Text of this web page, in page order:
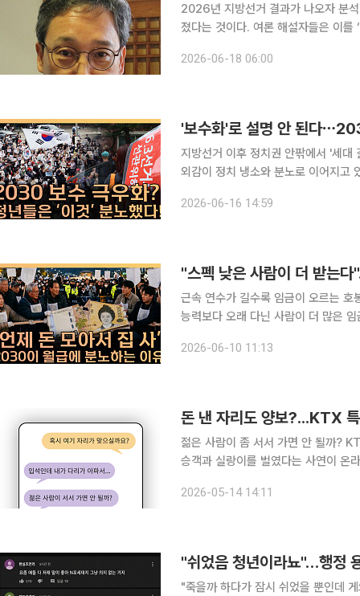
2026년 지방선거 결과가 나오자 분
졌다는 것이다. 여론 해설자들은 이를
나 거부한 것이 아니다. 지금의 시스
2026-06-18 06:00
'보수화'로 설명 안 된다
지방선거 이후 정치권 안팎에서 '세
외감이 정치 냉소와 분노로 이어지고
김지영 기자와 손윤희 박사는 15일 공
2026-06-16 14:59
"스펙 낮은 사람이 더 받는
근속 연수가 길수록 임금이 오르는
능력보다 오래 다닌 사람이 더 많은
TV 'T 같은 F'(연출 김성현)에 출연해
2026-06-10 11:13
돈 낸 자리도 양보?...KTX 특
젊은 사람이 좀 서서 가면 안 될까? KTX 특실 좌석을 예매한 승객이 자신의 자리에 앉아 있던 입석
승객과 실랑이를 벌였다는 사연이 온
SNS(사회관계망서비스) 스레드에는
2026-05-14 14:11
"쉬었음 청년이라뇨"…행정
"죽을까 하다가 잠시 쉬었을 뿐인데 게으른 백수 취급을